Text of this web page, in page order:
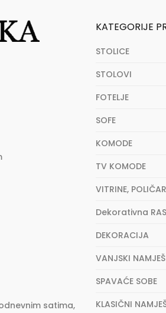
satima,
KATEGORIJE
STOLICE
STOLOVI
FOTELJE
SOFE
KOMODE
TV KOMODE
VITRINE,
Dekorativna
DEKORACIJA
VANJSKI
SPAVAĆE SOBE
KLASIČNI